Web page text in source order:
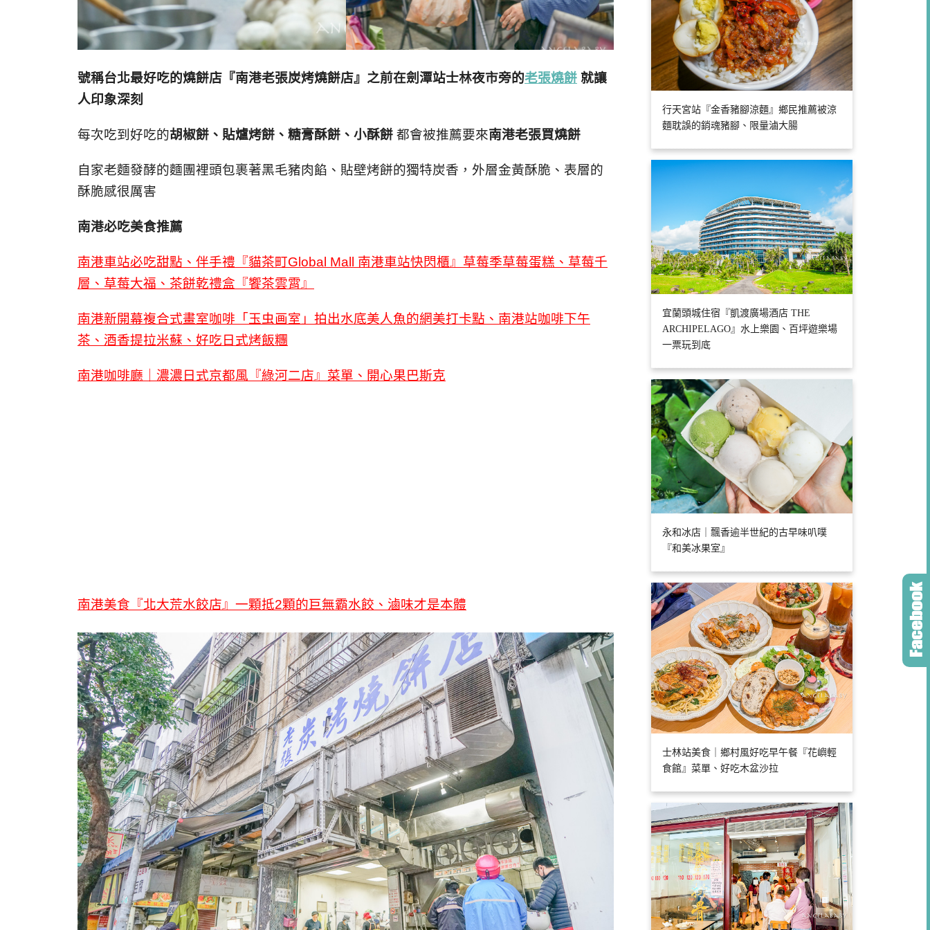
號稱台北最好吃的燒餅店『南港老張炭烤燒餅店』之前在劍潭站士林夜市旁的老張燒餅 就讓
人印象深刻
每次吃到好吃的胡椒餅、貼爐烤餅、糖膏酥餅、小酥餅 都會被推薦要來南港老張買燒餅
自家老麵發酵的麵團裡頭包裹著黑毛豬肉餡、貼壁烤餅的獨特炭香，外層金黃酥脆、表層的
酥脆感很厲害
南港必吃美食推薦
南港車站必吃甜點、伴手禮『貓茶町Global Mall 南港車站快閃櫃』草莓季草莓蛋糕、草莓千
層、草莓大福、茶餅乾禮盒『饗茶雲霄』
南港新開幕複合式畫室咖啡「玉虫画室」拍出水底美人魚的網美打卡點、南港站咖啡下午
茶、酒香提拉米蘇、好吃日式烤飯糰
南港咖啡廳｜濃濃日式京都風『綠河二店』菜單、開心果巴斯克
南港美食『北大荒水餃店』一顆抵2顆的巨無霸水餃、滷味才是本體
行天宮站『金香豬腳涼麵』鄉民推薦被涼
麵耽誤的銷魂豬腳、限量滷大腸
宜蘭頭城住宿『凱渡廣場酒店 THE
ARCHIPELAGO』水上樂園、百坪遊樂場
一票玩到底
永和冰店｜飄香逾半世紀的古早味叭噗
『和美冰果室』
士林站美食｜鄉村風好吃早午餐『花嶼輕
食館』菜單、好吃木盆沙拉